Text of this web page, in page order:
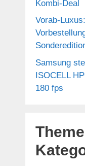
Kombi-Deal
Vorab-
Samsung
ISOCELL
180 fps